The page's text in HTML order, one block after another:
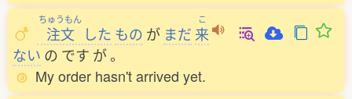
ちゅうもん
注文 した もの が まだ
こ
来
ない の です が。
My order hasn't arrived yet.